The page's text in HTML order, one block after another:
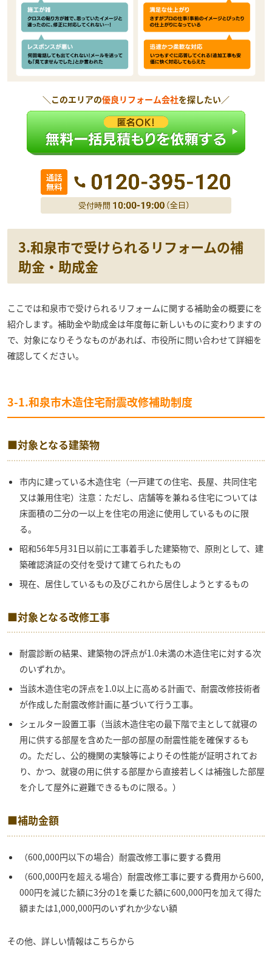
＼このエリアの優良リフォーム会社を探したい／
3.和泉市で受けられるリフォームの補
助金・助成金
ここでは和泉市で受けられるリフォームに関する補助金の概要にを
紹介します。補助金や助成金は年度毎に新しいものに変わりますの
で、対象になりそうなものがあれば、市役所に問い合わせて詳細を
確認してください。
3-1.和泉市木造住宅耐震改修補助制度
■対象となる建築物
市内に建っている木造住宅（一戸建ての住宅、長屋、共同住宅
又は兼用住宅）注意：ただし、店舗等を兼ねる住宅については
床面積の二分の一以上を住宅の用途に使用しているものに限
る。
昭和56年5月31日以前に工事着手した建築物で、原則として、建
築確認済証の交付を受けて建てられたもの
現在、居住しているもの及びこれから居住しようとするもの
■対象となる改修工事
耐震診断の結果、建築物の評点が1.0未満の木造住宅に対する次
のいずれか。
当該木造住宅の評点を1.0以上に高める計画で、耐震改修技術者
が作成した耐震改修計画に基づいて行う工事。
シェルター設置工事（当該木造住宅の最下階で主として就寝の
用に供する部屋を含めた一部の部屋の耐震性能を確保するも
の。ただし、公的機関の実験等によりその性能が証明されてお
り、かつ、就寝の用に供する部屋から直接若しくは補強した部屋
を介して屋外に避難できるものに限る。）
■補助金額
（600,000円以下の場合）耐震改修工事に要する費用
（600,000円を超える場合）耐震改修工事に要する費用から600,
000円を減じた額に3分の1を乗じた額に600,000円を加えて得た
額または1,000,000円のいずれか少ない額
その他、詳しい情報はこちらから